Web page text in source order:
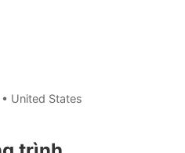
• United States